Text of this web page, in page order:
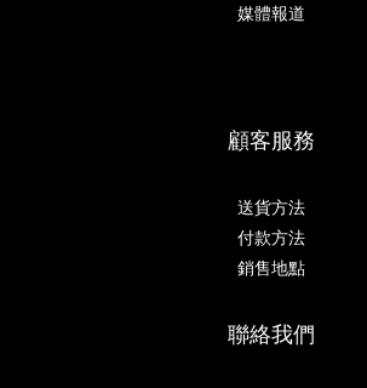
媒體報道
顧客服務
送貨方法
付款方法
銷售地點
聯絡我們